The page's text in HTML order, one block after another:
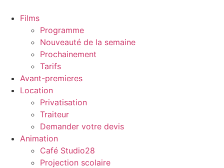
Films
Programme
Nouveauté de la semaine
Prochainement
Tarifs
Avant-premieres
Location
Privatisation
Traiteur
Demander votre devis
Animation
Café Studio28
Projection scolaire